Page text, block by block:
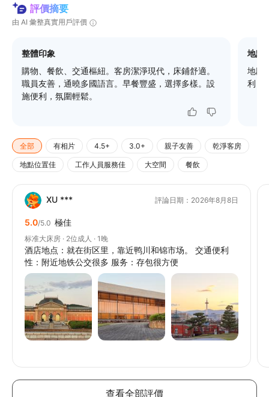
評價摘要
由 AI 彙整真實用戶評價
整體印象
購物、餐飲、交通樞紐。客房潔淨現代，床鋪舒適。
職員友善，通曉多國語言。早餐豐盛，選擇多樣。設
施便利，氛圍輕鬆。
地點
地段
利，
全部 有相片 4.5+ 3.0+ 親子友善 乾淨客房
地點位置佳 工作人員服務佳 大空間 餐飲
XU *** 評論日期：2026年8月8日
5.0/5.0 極佳
标准大床房 · 2位成人 · 1晚
酒店地点：就在街区里，靠近鸭川和锦市场。 交通便利
性：附近地铁公交很多 服务：存包很方便
查看全部評價